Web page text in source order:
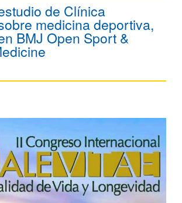
de Clínica
medicina deportiva,
BMJ Open Sport &